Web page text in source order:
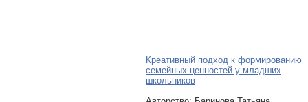
Креативный подход к формированию
семейных ценностей у младших
школьников